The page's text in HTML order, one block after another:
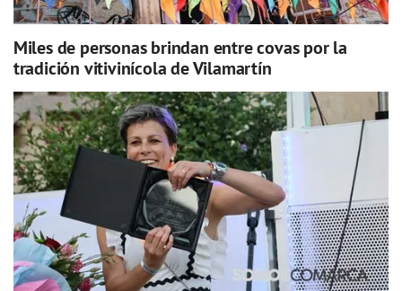
Miles de personas brindan entre covas por la
tradición vitivinícola de Vilamartín